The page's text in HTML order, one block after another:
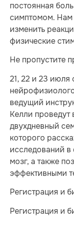
постоянная
симптомом. Нам
изменить
физические
Не пропустите
21, 22 и 23 июля
ведущий
Келли
двухдневный
которого
исследований в
мозг, а также
эффективными
Регистрация и
Регистрация и